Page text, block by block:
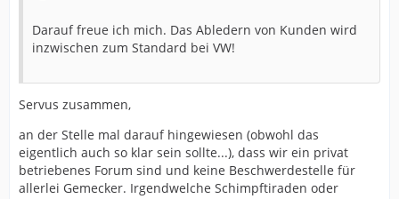
Darauf freue ich mich. Das Abledern von Kunden wird
inzwischen zum Standard bei VW!
Servus zusammen,
an der Stelle mal darauf hingewiesen (obwohl das
eigentlich auch so klar sein sollte...), dass wir ein privat
betriebenes Forum sind und keine Beschwerdestelle für
allerlei Gemecker. Irgendwelche Schimpftiraden oder